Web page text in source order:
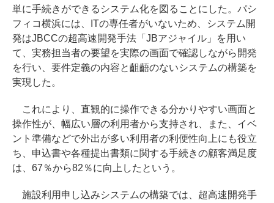
単に手続きができるシステム化を図ることにした。パシ
フィコ横浜には、ITの専任者がいないため、システム開
発はJBCCの超高速開発手法「JBアジャイル」を用い
て、実務担当者の要望を実際の画面で確認しながら開発
を行い、要件定義の内容と齟齬のないシステムの構築を
実現した。
これにより、直観的に操作できる分かりやすい画面と
操作性が、幅広い層の利用者から支持され、また、イベ
ント準備などで外出が多い利用者の利便性向上にも役立
ち、申込書や各種提出書類に関する手続きの顧客満足度
は、67％から82％に向上したという。
施設利用申し込みシステムの構築では、超高速開発手